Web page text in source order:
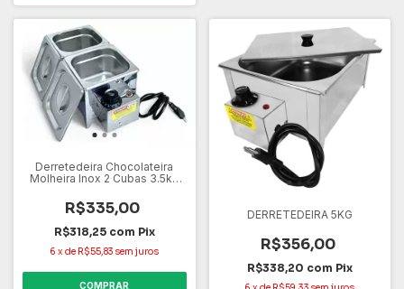
Derretedeira Chocolateira
Molheira Inox 2 Cubas 3.5kg
R$335,00
R$318,25 com Pix
6 xde R$55,83 sem juros
COMPRAR
DERRETEDEIRA 5KG
R$356,00
R$338,20 com Pix